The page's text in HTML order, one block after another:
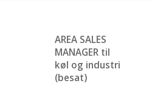
AREA SALES
MANAGER til
køl og industri
(besat)